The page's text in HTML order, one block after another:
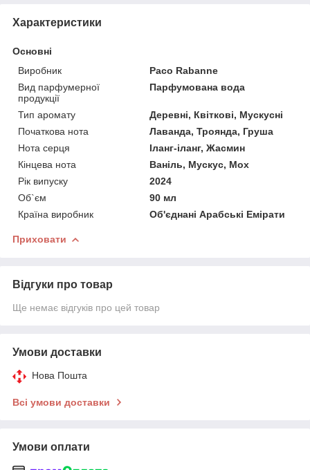
Характеристики
Основні
Виробник
Paco Rabanne
Вид парфумерної
продукції
Парфумована вода
Тип аромату
Деревні, Квіткові, Мускусні
Початкова нота
Лаванда, Троянда, Груша
Нота серця
Іланг-іланг, Жасмин
Кінцева нота
Ваніль, Мускус, Мох
Рік випуску
2024
Об`єм
90 мл
Країна виробник
Об'єднані Арабські Емірати
Приховати
Відгуки про товар
Ще немає відгуків про цей товар
Умови доставки
Нова Пошта
Всі умови доставки
Умови оплати